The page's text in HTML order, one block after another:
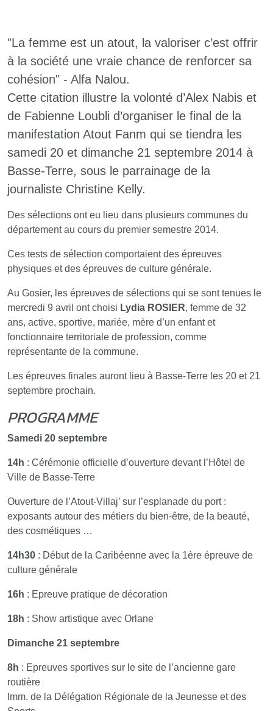
"La femme est un atout, la valoriser c’est offrir
à la société une vraie chance de renforcer sa
cohésion" - Alfa Nalou.
Cette citation illustre la volonté d’Alex Nabis et
de Fabienne Loubli d’organiser le final de la
manifestation Atout Fanm qui se tiendra les
samedi 20 et dimanche 21 septembre 2014 à
Basse-Terre, sous le parrainage de la
journaliste Christine Kelly.
Des sélections ont eu lieu dans plusieurs communes du
département au cours du premier semestre 2014.
Ces tests de sélection comportaient des épreuves
physiques et des épreuves de culture générale.
Au Gosier, les épreuves de sélections qui se sont tenues le
mercredi 9 avril ont choisi Lydia ROSIER, femme de 32
ans, active, sportive, mariée, mère d’un enfant et
fonctionnaire territoriale de profession, comme
représentante de la commune.
Les épreuves finales auront lieu à Basse-Terre les 20 et 21
septembre prochain.
PROGRAMME
Samedi 20 septembre
14h : Cérémonie officielle d’ouverture devant l’Hôtel de
Ville de Basse-Terre
Ouverture de l’Atout-Villaj’ sur l’esplanade du port :
exposants autour des métiers du bien-être, de la beauté,
des cosmétiques …
14h30 : Début de la Caribéenne avec la 1ère épreuve de
culture générale
16h : Epreuve pratique de décoration
18h : Show artistique avec Orlane
Dimanche 21 septembre
8h : Epreuves sportives sur le site de l’ancienne gare
routière
Imm. de la Délégation Régionale de la Jeunesse et des